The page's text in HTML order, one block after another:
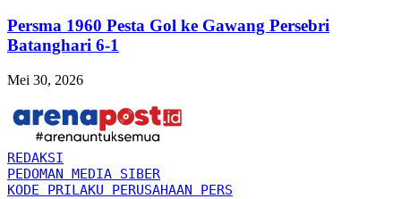
Persma 1960 Pesta Gol ke Gawang Persebri
Batanghari 6-1
Mei 30, 2026
REDAKSI
PEDOMAN MEDIA SIBER
KODE PRILAKU PERUSAHAAN PERS